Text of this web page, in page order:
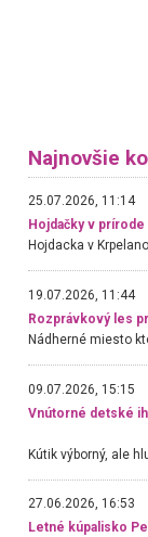
Najnovšie
25.07.2026, 11:14
Hojdačky v
19.07.2026, 11:44
Rozprávkový les
09.07.2026, 15:15
Vnútorné detské
27.06.2026, 16:53
Letné kúpalisko